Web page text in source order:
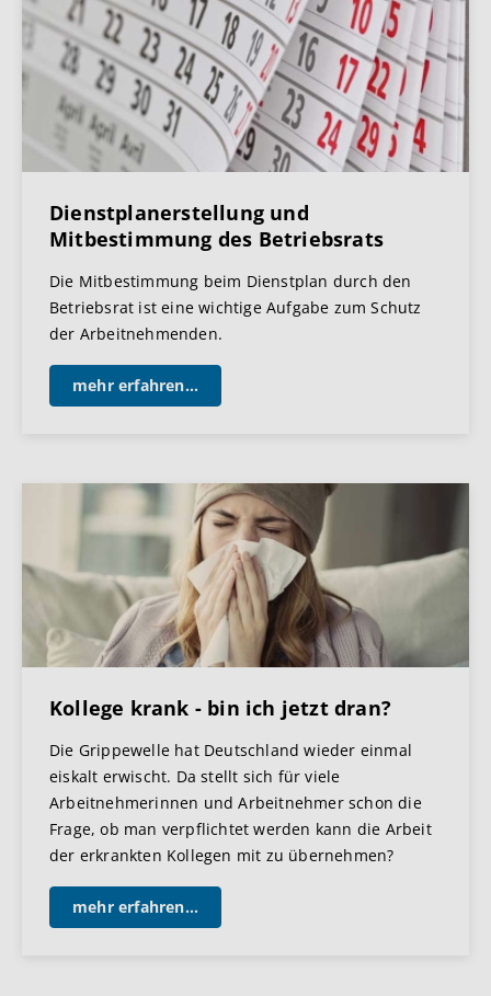
Dienstplanerstellung und
Mitbestimmung des Betriebsrats
Die Mitbestimmung beim Dienstplan durch den
Betriebsrat ist eine wichtige Aufgabe zum Schutz
der Arbeitnehmenden.
mehr erfahren...
Kollege krank - bin ich jetzt dran?
Die Grippewelle hat Deutschland wieder einmal
eiskalt erwischt. Da stellt sich für viele
Arbeitnehmerinnen und Arbeitnehmer schon die
Frage, ob man verpflichtet werden kann die Arbeit
der erkrankten Kollegen mit zu übernehmen?
mehr erfahren...